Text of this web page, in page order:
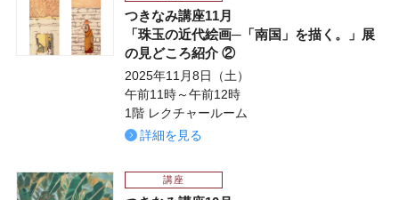
つきなみ講座11月
「珠玉の近代絵画─「南国」を描く。」展
の見どころ紹介 ②
2025年11月8日（土）
午前11時～午前12時
1階 レクチャールーム
詳細を見る
講座